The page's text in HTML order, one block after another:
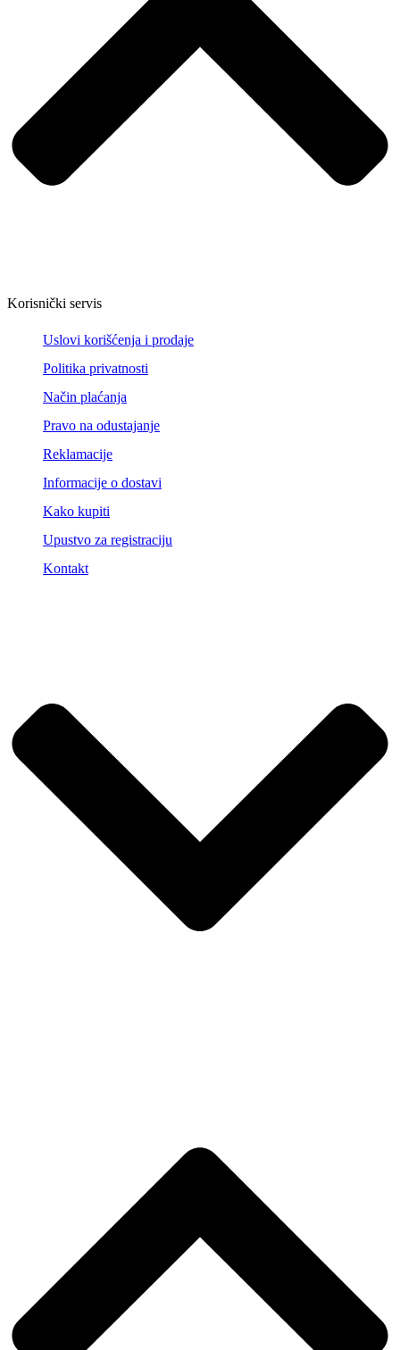
Korisnički servis
Uslovi korišćenja i prodaje
Politika privatnosti
Način plaćanja
Pravo na odustajanje
Reklamacije
Informacije o dostavi
Kako kupiti
Upustvo za registraciju
Kontakt